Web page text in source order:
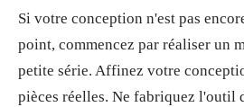
Si votre conception n'est pas
point, commencez par réaliser un
petite série. Affinez votre
pièces réelles. Ne fabriquez l'outil